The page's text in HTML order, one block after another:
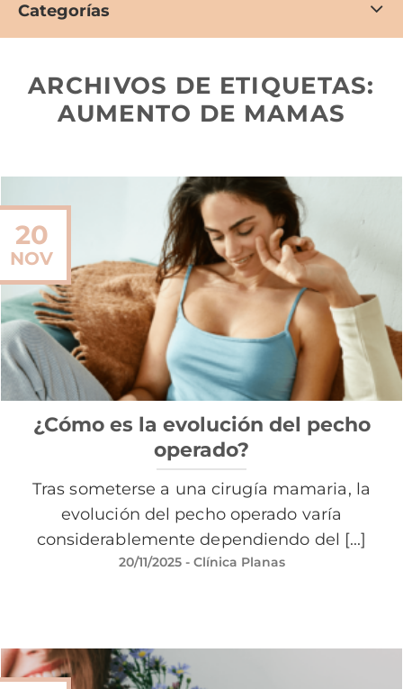
Categorías
ARCHIVOS DE ETIQUETAS:
AUMENTO DE MAMAS
¿Cómo es la evolución del pecho
operado?
Tras someterse a una cirugía mamaria, la
evolución del pecho operado varía
considerablemente dependiendo del [...]
20/11/2025- Clínica Planas
20
NOV